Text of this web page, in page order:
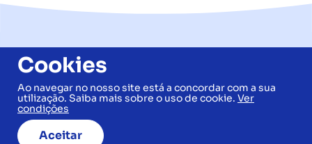
Seja o primeiro a conhecer as
nossas ofertas!
Novidades, destinos e promoções da Promartur.
Cookies
Ao navegar no nosso site está a concordar com a sua
utilização. Saiba mais sobre o uso de cookie. Ver
condições
Aceitar